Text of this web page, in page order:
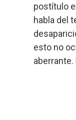
postítulo
habla del
esto no